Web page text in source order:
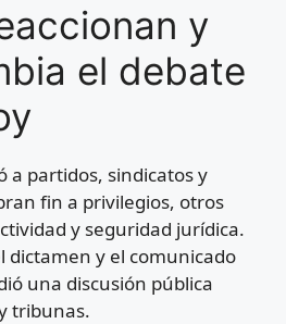
y
el debate
a partidos, sindicatos y
fin a privilegios, otros
y seguridad jurídica.
dictamen y el comunicado
una discusión pública
tribunas.